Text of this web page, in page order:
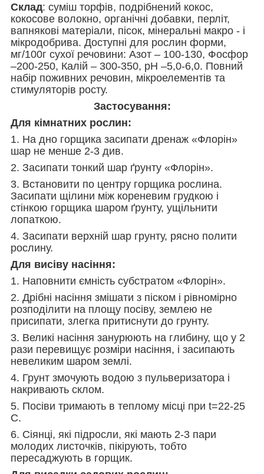
Склад: суміш торфів, подрібнений кокос,
кокосове волокно, органічні добавки, перліт,
вапнякові матеріали, пісок, мінеральні макро - і
мікродобрива. Доступні для рослин форми,
мг/100г сухої речовини: Азот – 100-130, Фосфор
–200-250, Калій – 300-350, рН –5,0-6,0. Повний
набір поживних речовин, мікроелементів та
стимуляторів росту.
Застосування:
Для кімнатних рослин:
1. На дно горщика засипати дренаж «Флорін»
шар не менше 2-3 див.
2. Засипати тонкий шар ґрунту «Флорін».
3. Встановити по центру горщика рослина.
Засипати щілини між кореневим грудкою і
стінкою горщика шаром ґрунту, ущільнити
лопаткою.
4. Засипати верхній шар грунту, рясно полити
рослину.
Для висіву насіння:
1. Наповнити ємність субстратом «Флорін».
2. Дрібні насіння змішати з піском і рівномірно
розподілити на площу посіву, землею не
присипати, злегка притиснути до грунту.
3. Великі насіння занурюють на глибину, що у 2
рази перевищує розміри насіння, і засипають
невеликим шаром землі.
4. Грунт змочують водою з пульверизатора і
накривають склом.
5. Посіви тримають в теплому місці при t=22-25
С.
6. Сіянці, які підросли, які мають 2-3 пари
молодих листочків, пікірують, тобто
пересаджують в горщик.